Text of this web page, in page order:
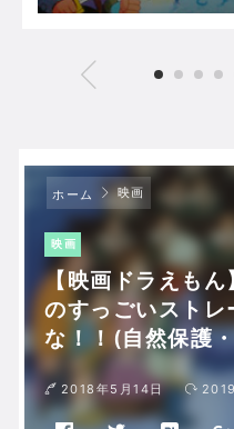
ホーム 映画
映画
【映画ドラえもん
のすっごいスト
な！！(自然保護
2018年5月14日